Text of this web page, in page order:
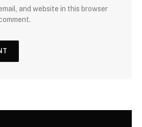
and website in this browser